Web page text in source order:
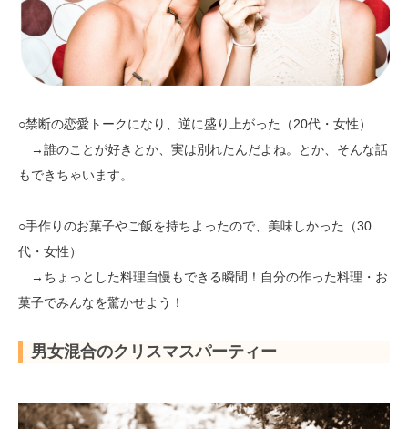
○禁断の恋愛トークになり、逆に盛り上がった（20代・女性）
→誰のことが好きとか、実は別れたんだよね。とか、そんな話
もできちゃいます。
○手作りのお菓子やご飯を持ちよったので、美味しかった（30
代・女性）
→ちょっとした料理自慢もできる瞬間！自分の作った料理・お
菓子でみんなを驚かせよう！
男女混合のクリスマスパーティー